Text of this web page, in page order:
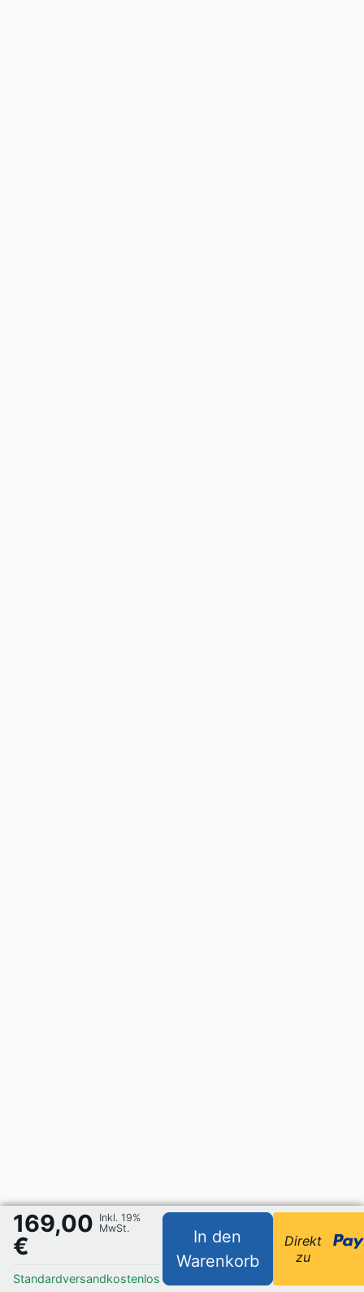
169,00
€
Inkl. 19%
MwSt.
Standardversandkostenlos
In den
Warenkorb
Direkt
zu